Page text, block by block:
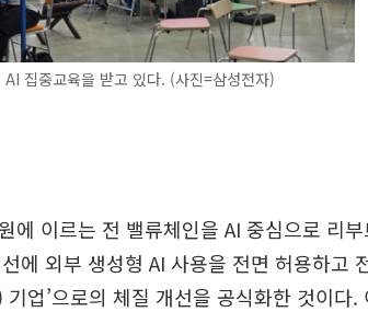
집중교육을 받고 있다. (사진=삼성전자)
에 이르는 전 밸류체인을 AI 중심으로 리
에 외부 생성형 AI 사용을 전면 허용하고
업’으로의 체질 개선을 공식화한 것이다.